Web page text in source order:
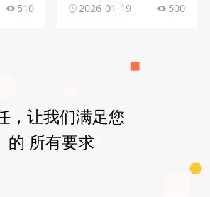
510 2026-01-19 500
，让我们满足您
的 所有要求